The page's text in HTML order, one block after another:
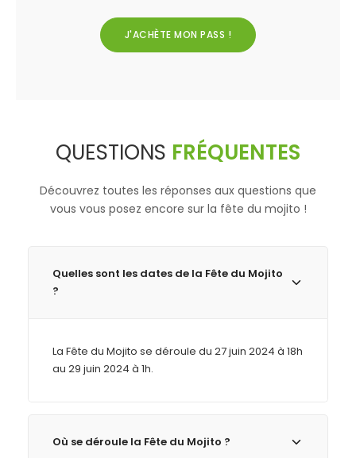
J'ACHÈTE MON PASS !
QUESTIONS FRÉQUENTES
Découvrez toutes les réponses aux questions que
vous vous posez encore sur la fête du mojito !
Quelles sont les dates de la Fête du Mojito
?
La Fête du Mojito se déroule du 27 juin 2024 à 18h
au 29 juin 2024 à 1h.
Où se déroule la Fête du Mojito ?